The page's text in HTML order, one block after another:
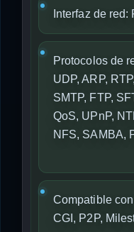
Interfaz de
Protocolos de
UDP, ARP,
SMTP, FTP,
QoS, UPnP,
NFS, SAMBA,
Compatible
CGI, P2P,